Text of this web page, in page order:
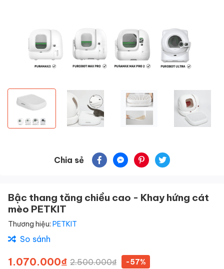
Chia sẻ
Bậc thang tăng chiều cao - Khay hứng cát
mèo PETKIT
Thương hiệu: PETKIT
So sánh
1.070.000₫ 2.500.000₫
-57%